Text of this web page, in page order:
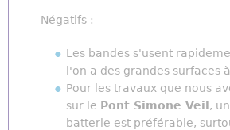
Négatifs :
Les bandes s'usent
l'on a des grandes surfaces
Pour les travaux que nous
sur le Pont Simone Veil ,
batterie est préférable,